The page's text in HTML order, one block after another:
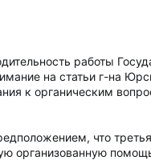
работы
на статьи г-на
к органическим
что